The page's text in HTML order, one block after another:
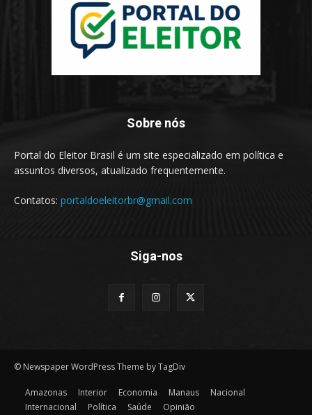
Sobre nós
Portal do Eleitor Brasil é um site especializado em política e
assuntos diversos, atualizado frequentemente.
Contatos: portaldoeleitorbr@gmail.com
Siga-nos
© Newspaper WordPress Theme by TagDiv
Amazonas Interior Economia Manaus
Nacional
Internacional
Política Saúde Opinião